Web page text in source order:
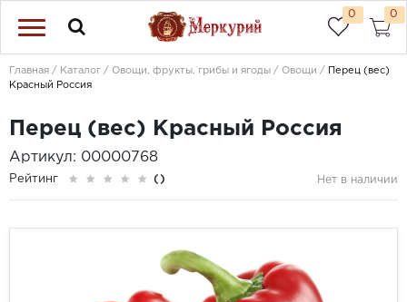
0 0
Главная Каталог Овощи, фрукты, грибы и ягоды Овощи
Перец (вес)
Красный Россия
Перец (вес) Красный Россия
Артикул: 00000768
Рейтинг () Нет в наличии